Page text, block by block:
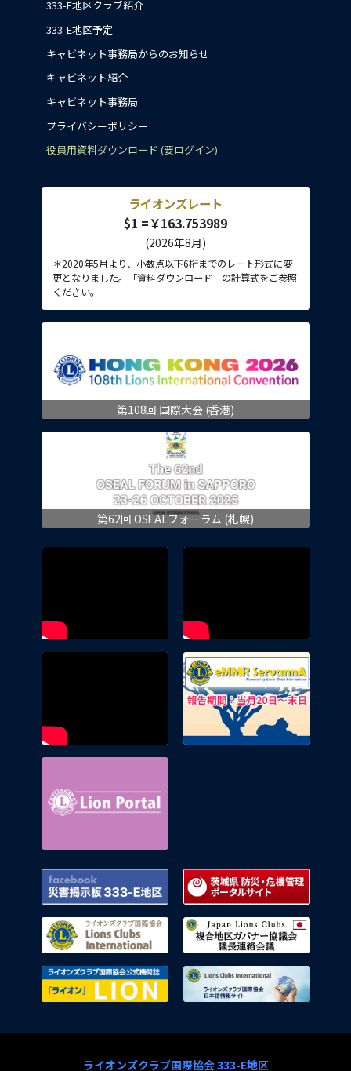
333-E地区クラブ紹介
333-E地区予定
キャビネット事務局からのお知らせ
キャビネット紹介
キャビネット事務局
プライバシーポリシー
役員用資料ダウンロード (要ログイン)
ライオンズレート
$1 =￥163.753989
(2026年8月)
＊2020年5月より、小数点以下6桁までのレート形式に変
更となりました。「資料ダウンロード」の計算式をご参照
ください。
第108回 国際大会 (香港)
第62回 OSEALフォーラム (札幌)
Facebook 災害掲示板 333-E地区
ライオンズクラブ国際協会
ライオンズクラブ国際協会公式機関
ライオンズクラブ国際協会 333-E地区